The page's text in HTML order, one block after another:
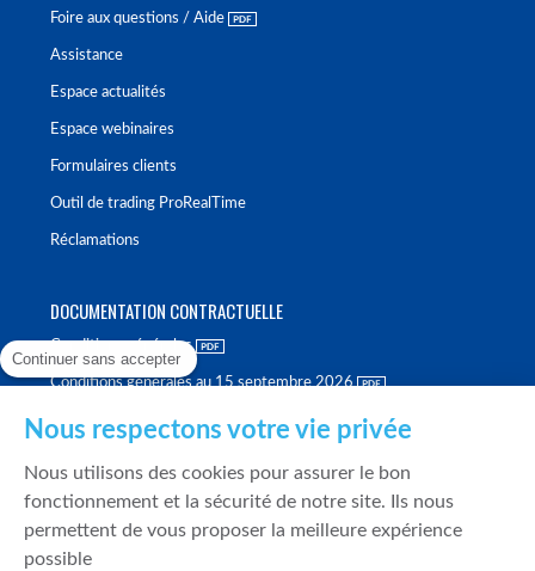
Foire aux questions / Aide
Assistance
Espace actualités
Espace webinaires
Formulaires clients
Outil de trading ProRealTime
Réclamations
DOCUMENTATION CONTRACTUELLE
Conditions générales
Conditions générales au 15 septembre 2026
Politique de meilleure sélection
Politique de durabilité
Continuer sans accepter
Nous respectons votre vie privée
Nous utilisons des cookies pour assurer le bon
fonctionnement et la sécurité de notre site. Ils nous
permettent de vous proposer la meilleure expérience
possible